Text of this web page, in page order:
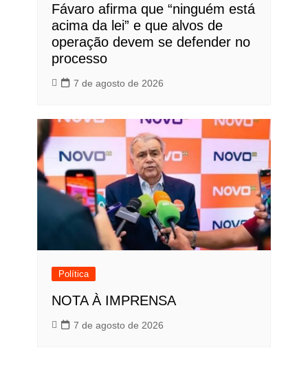
Fávaro afirma que “ninguém está
acima da lei” e que alvos de
operação devem se defender no
processo
7 de agosto de 2026
Política
NOTA À IMPRENSA
7 de agosto de 2026